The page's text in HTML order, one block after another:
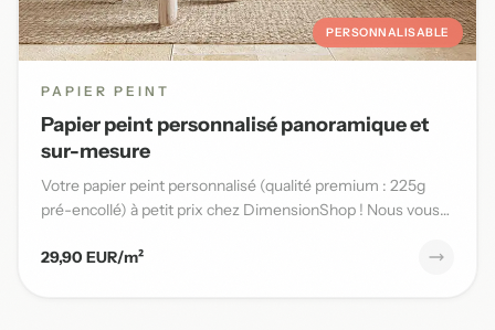
PERSONNALISABLE
PAPIER PEINT
Papier peint personnalisé panoramique et
sur-mesure
Votre papier peint personnalisé (qualité premium : 225g
pré-encollé) à petit prix chez DimensionShop ! Nous vous
29,90 EUR/m²